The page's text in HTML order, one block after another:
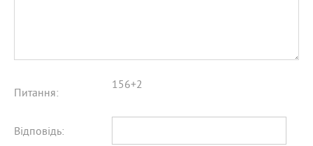
Питання:
156+2
Відповідь: